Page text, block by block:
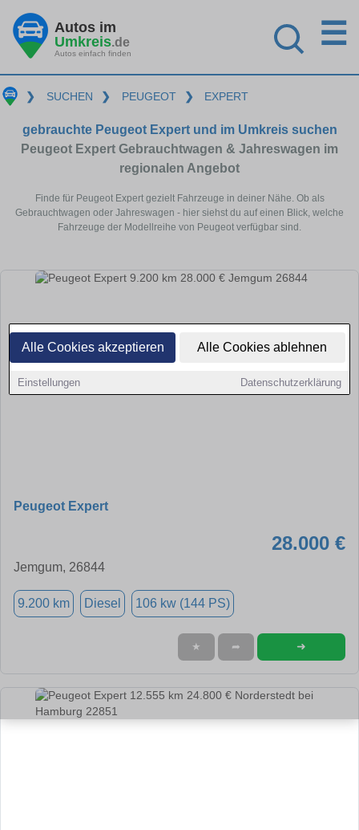
Alle Cookies akzeptieren Alle Cookies ablehnen
Einstellungen Datenschutzerklärung
Autos im
Umkreis.de
Autos einfach finden
☰
❯ SUCHEN ❯ PEUGEOT ❯ EXPERT
gebrauchte Peugeot Expert und im Umkreis suchen
Peugeot Expert Gebrauchtwagen & Jahreswagen im
regionalen Angebot
Finde für Peugeot Expert gezielt Fahrzeuge in deiner Nähe. Ob als
Gebrauchtwagen oder Jahreswagen - hier siehst du auf einen Blick, welche
Fahrzeuge der Modellreihe von Peugeot verfügbar sind.
Peugeot Expert
28.000 €
Jemgum, 26844
9.200 km Diesel 106 kw (144 PS)
★ ➦ ➜